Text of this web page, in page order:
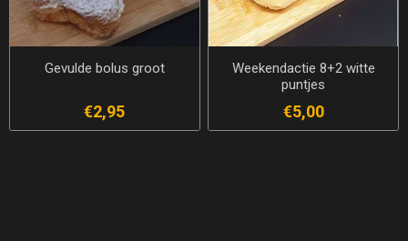
Gevulde bolus groot
€2,95
Weekendactie 8+2 witte
puntjes
€5,00